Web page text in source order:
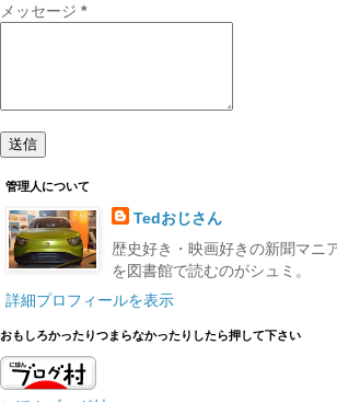
メッセージ *
管理人について
Tedおじさん
歴史好き・映画好きの新聞マニ
を図書館で読むのがシュミ。
詳細プロフィールを表示
おもしろかったりつまらなかったりしたら押して下さい